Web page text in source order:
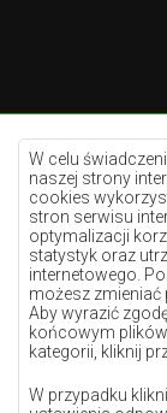
W celu
naszej strony
cookies
stron serwisu
optymalizacji
statystyk oraz
internetowego.
możesz zmieniać
Aby wyrazić
końcowym
kategorii, kliknij
W przypadku